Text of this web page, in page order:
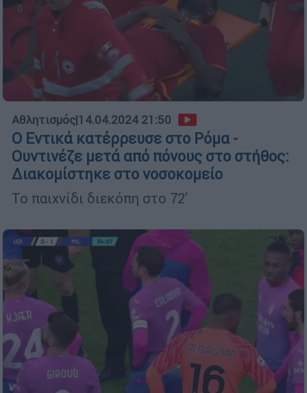
Αθλητισμός|14.04.2024 21:50
Ο Εντικά κατέρρευσε στο Ρόμα -
Ουντινέζε μετά από πόνους στο στήθος:
Διακομίστηκε στο νοσοκομείο
Το παιχνίδι διεκόπη στο 72'